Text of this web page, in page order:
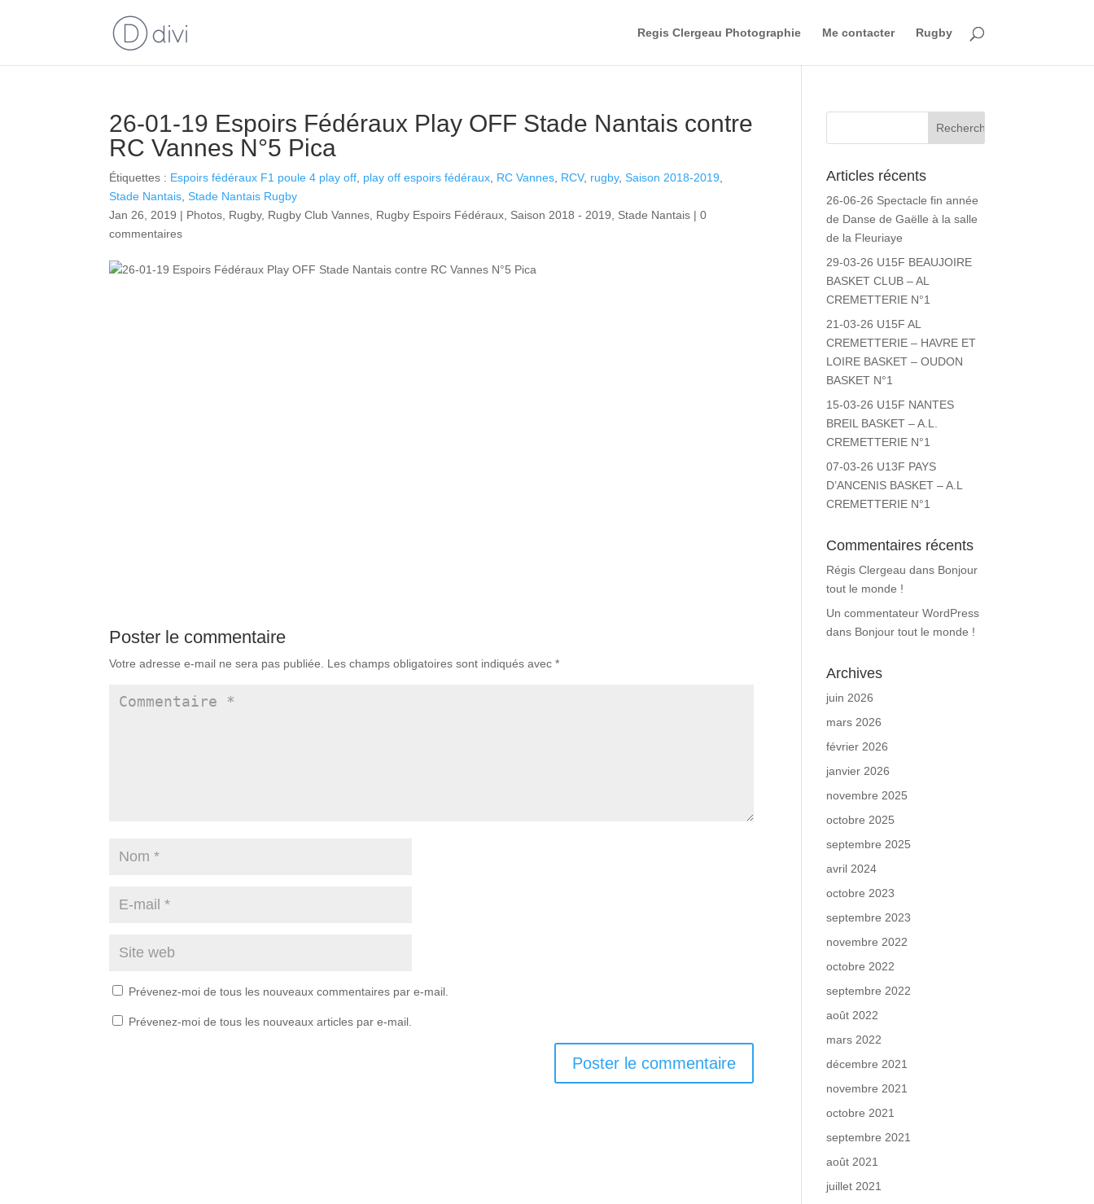
Regis Clergeau Photographie Me contacter Rugby
26-01-19 Espoirs Fédéraux Play OFF Stade Nantais contre
RC Vannes N°5 Pica
Étiquettes : Espoirs fédéraux F1 poule 4 play off play off espoirs fédéraux RC Vannes RCV, rugby,Saison 2018-2019
Stade Nantais ,Stade Nantais Rugby
Jan 26, 2019 | Photos Rugby, Rugby Club Vannes Rugby Espoirs Fédéraux Saison 2018 - 2019 Stade Nantais |0
commentaires
Poster le commentaire
Votre adresse e-mail ne sera pas publiée. Les champs obligatoires sont indiqués avec*
Prévenez-moi de tous les nouveaux commentaires par e-mail.
Prévenez-moi de tous les nouveaux articles par e-mail.
Articles récents
26-06-26 Spectacle fin année
de Danse de Gaëlle à la salle
de la Fleuriaye
29-03-26 U15F BEAUJOIRE
BASKET CLUB – AL
CREMETTERIE N°1
21-03-26 U15F AL
CREMETTERIE – HAVRE ET
LOIRE BASKET – OUDON
BASKET N°1
15-03-26 U15F NANTES
BREIL BASKET – A.L.
CREMETTERIE N°1
07-03-26 U13F PAYS
D’ANCENIS BASKET – A.L
CREMETTERIE N°1
Commentaires récents
Régis Clergeau dans Bonjour
tout le monde !
Un commentateur WordPress
dans Bonjour tout le monde !
Archives
juin 2026
mars 2026
février 2026
janvier 2026
novembre 2025
octobre 2025
septembre 2025
avril 2024
octobre 2023
septembre 2023
novembre 2022
octobre 2022
septembre 2022
août 2022
mars 2022
décembre 2021
novembre 2021
octobre 2021
septembre 2021
août 2021
juillet 2021